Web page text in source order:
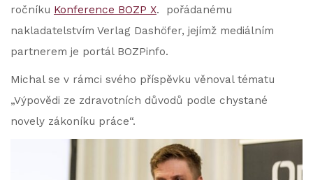
ročníku Konference BOZP X. pořádanému
nakladatelstvím Verlag Dashöfer, jejímž mediálním
partnerem je portál BOZPinfo.
Michal se v rámci svého příspěvku věnoval tématu
„Výpovědi ze zdravotních důvodů podle chystané
novely zákoníku práce“.